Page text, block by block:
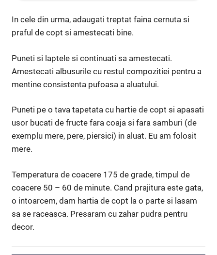
In cele din urma, adaugati treptat faina cernuta si
praful de copt si amestecati bine.
Puneti si laptele si continuati sa amestecati.
Amestecati albusurile cu restul compozitiei pentru a
mentine consistenta pufoasa a aluatului.
Puneti pe o tava tapetata cu hartie de copt si apasati
usor bucati de fructe fara coaja si fara samburi (de
exemplu mere, pere, piersici) in aluat. Eu am folosit
mere.
Temperatura de coacere 175 de grade, timpul de
coacere 50 – 60 de minute. Cand prajitura este gata,
o intoarcem, dam hartia de copt la o parte si lasam
sa se raceasca. Presaram cu zahar pudra pentru
decor.